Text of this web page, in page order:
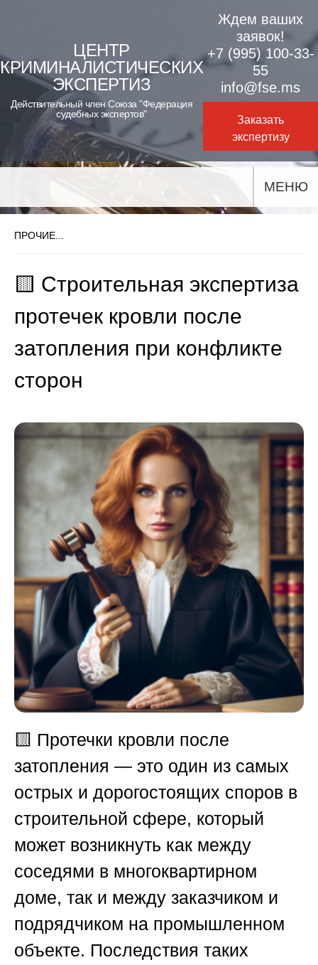
content
ЦЕНТР
КРИМИНАЛИСТИЧЕСКИХ
ЭКСПЕРТИЗ
Действительный член Союза "Федерация
судебных экспертов"
Ждем ваших
заявок!
+7 (995) 100-33-
55
info@fse.ms
Заказать
экспертизу
МЕНЮ
ПРОЧИЕ...
🟨 Строительная экспертиза
протечек кровли после
затопления при конфликте
сторон
🟨 Протечки кровли после
затопления — это один из самых
острых и дорогостоящих споров в
строительной сфере, который
может возникнуть как между
соседями в многоквартирном
доме, так и между заказчиком и
подрядчиком на промышленном
объекте. Последствия таких